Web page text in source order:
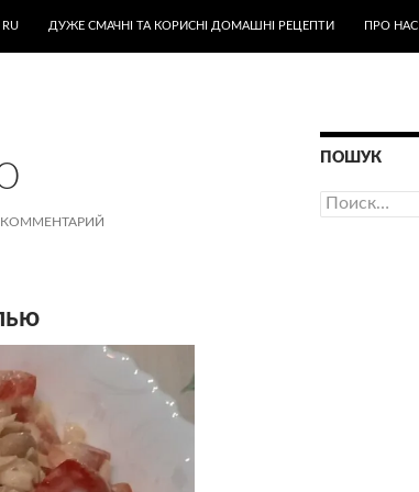
RU ДУЖЕ СМАЧНІ ТА КОРИСНІ ДОМАШНІ РЕЦЕПТИ ПРО НАС
КОММЕНТАРИЙ
ПОШУК
Найти: